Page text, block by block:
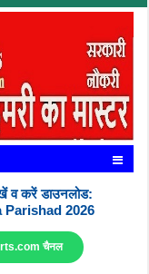
व करें डाउनलोड:
2026
चैनल